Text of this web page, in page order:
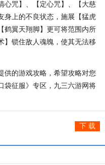
心咒】、【定心咒】、【大慈
身上的不良状态，施展【猛虎
鹤翼天翔脚】更可将范围内所
】锁住敌人魂魄，使其无法移
供的游戏攻略，希望攻略对您
袋征服》专区，九三六游网将
下 载